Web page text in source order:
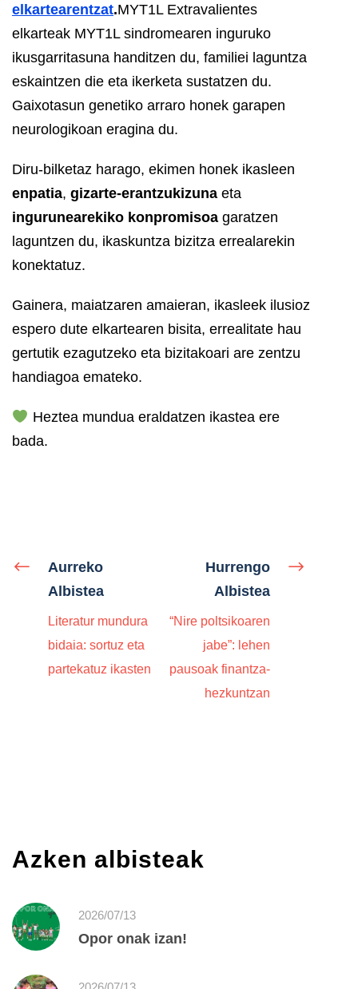
elkartearentzat.MYT1L Extravalientes
elkarteak MYT1L sindromearen inguruko
ikusgarritasuna handitzen du, familiei laguntza
eskaintzen die eta ikerketa sustatzen du.
Gaixotasun genetiko arraro honek garapen
neurologikoan eragina du.
Diru-bilketaz harago, ekimen honek ikasleen
enpatia, gizarte-erantzukizuna eta
ingurunearekiko konpromisoa garatzen
laguntzen du, ikaskuntza bizitza errealarekin
konektatuz.
Gainera, maiatzaren amaieran, ikasleek ilusioz
espero dute elkartearen bisita, errealitate hau
gertutik ezagutzeko eta bizitakoari are zentzu
handiagoa emateko.
Heztea mundua eraldatzen ikastea ere
bada.
Aurreko
Albistea
Literatur mundura
bidaia: sortuz eta
partekatuz ikasten
Hurrengo
Albistea
“Nire poltsikoaren
jabe”: lehen
pausoak finantza-
hezkuntzan
Azken albisteak
2026/07/13
Opor onak izan!